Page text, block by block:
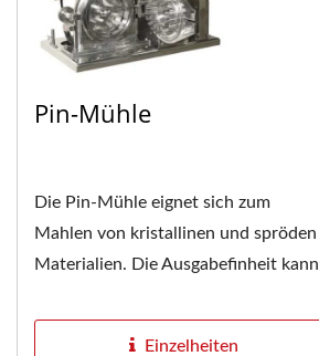
Pin-Mühle
Die Pin-Mühle eignet sich zum
Mahlen von kristallinen und spröden
Materialien. Die Ausgabefinheit kann
und die Anpassung...
Einzelheiten